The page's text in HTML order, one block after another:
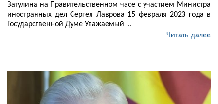
Затулина на Правительственном часе с участием Министра
иностранных дел Сергея Лаврова 15 февраля 2023 года в
Государственной Думе Уважаемый ...
Читать далее